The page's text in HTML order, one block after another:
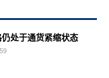
处于通货紧缩状态